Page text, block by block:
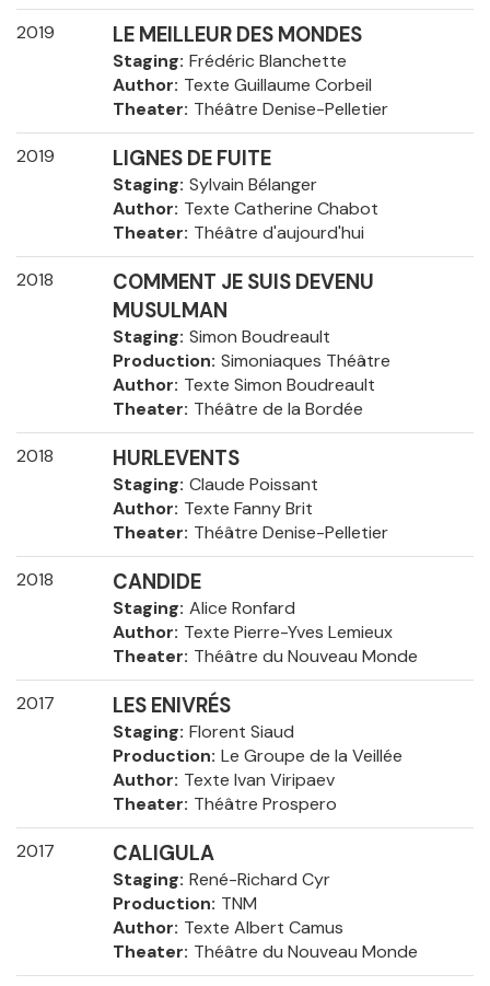
2019 LE MEILLEUR DES MONDES
Staging Frédéric Blanchette
Author Texte Guillaume Corbeil
Theater Théâtre Denise-Pelletier
2019 LIGNES DE FUITE
Staging Sylvain Bélanger
Author Texte Catherine Chabot
Theater Théâtre d'aujourd'hui
2018
COMMENT JE SUIS DEVENU
MUSULMAN
Staging Simon Boudreault
Production Simoniaques Théâtre
Author Texte Simon Boudreault
Theater Théâtre de la Bordée
2018 HURLEVENTS
Staging Claude Poissant
Author Texte Fanny Brit
Theater Théâtre Denise-Pelletier
2018 CANDIDE
Staging Alice Ronfard
Author Texte Pierre-Yves Lemieux
Theater Théâtre du Nouveau Monde
2017 LES ENIVRÉS
Staging Florent Siaud
Production Le Groupe de la Veillée
Author Texte Ivan Viripaev
Theater Théâtre Prospero
2017 CALIGULA
Staging René-Richard Cyr
Production TNM
Author Texte Albert Camus
Theater Théâtre du Nouveau Monde